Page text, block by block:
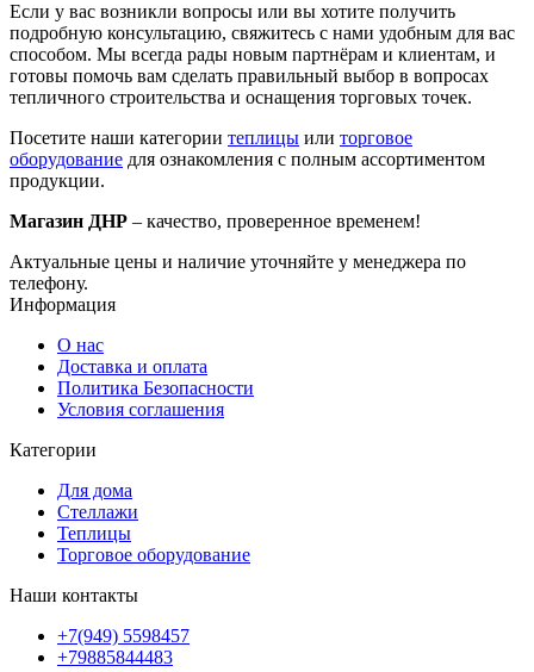
Если у вас возникли вопросы или вы хотите получить
подробную консультацию, свяжитесь с нами удобным для вас
способом. Мы всегда рады новым партнёрам и клиентам, и
готовы помочь вам сделать правильный выбор в вопросах
тепличного строительства и оснащения торговых точек.
Посетите наши категории теплицы или торговое
оборудование для ознакомления с полным ассортиментом
продукции.
Магазин ДНР – качество, проверенное временем!
Актуальные цены и наличие уточняйте у менеджера по
телефону.
Информация
О нас
Доставка и оплата
Политика Безопасности
Условия соглашения
Категории
Для дома
Стеллажи
Теплицы
Торговое оборудование
Наши контакты
+7(949) 5598457
+79885844483